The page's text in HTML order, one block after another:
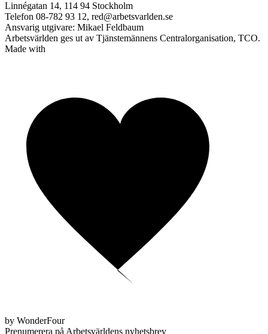
Linnégatan 14, 114 94 Stockholm
Telefon 08-782 93 12, red@arbetsvarlden.se
Ansvarig utgivare: Mikael Feldbaum
Arbetsvärlden ges ut av Tjänstemännens Centralorganisation, TCO.
Made with
by WonderFour
Prenumerera på Arbetsvärldens nyhetsbrev